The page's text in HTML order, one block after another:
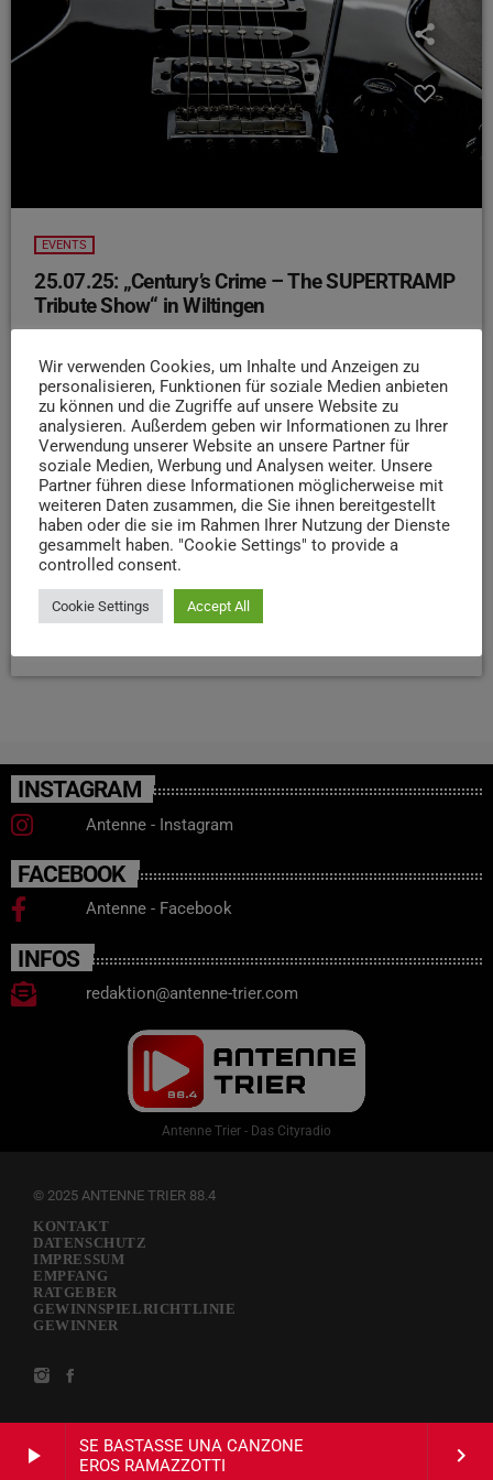
play_arrow
SE BASTASSE UNA CANZONE
EROS RAMAZZOTTI
keyboard_arrow_right
EVENTS
25.07.25: „Century’s Crime – The SUPERTRAMP
Tribute Show“ in Wiltingen
dir deine Freunde und erlebe „Century’s Crime – The
SUPERTRAMP Tribute Show“ live! Die Band bringt am
Freitagabend die legendären Songs der goldenen
Supertramp-Ära so detailgetreu und virtuos auf die Bühne,
dass selbst eingefleischte Fans kaum einen Unterschied
hören. Vom himmlischen Saxophon bis zum
unverwechselbaren Piano – hier verschwimmen die
Grenzen zwischen Original und Tribute. Los geht‘s um
20:30 Uhr beim Saarufer OPEN AIR in Wiltingen. Tickets
gibt‘s bei […]
INSTAGRAM
Antenne - Instagram
FACEBOOK
Antenne - Facebook
INFOS
redaktion@antenne-trier.com
Antenne Trier - Das Cityradio
© 2025 ANTENNE TRIER 88.4
KONTAKT
DATENSCHUTZ
IMPRESSUM
EMPFANG
RATGEBER
GEWINNSPIELRICHTLINIE
GEWINNER
Wir verwenden Cookies, um Inhalte und Anzeigen zu
personalisieren, Funktionen für soziale Medien anbieten
zu können und die Zugriffe auf unsere Website zu
analysieren. Außerdem geben wir Informationen zu Ihrer
Verwendung unserer Website an unsere Partner für
soziale Medien, Werbung und Analysen weiter. Unsere
Partner führen diese Informationen möglicherweise mit
weiteren Daten zusammen, die Sie ihnen bereitgestellt
haben oder die sie im Rahmen Ihrer Nutzung der Dienste
gesammelt haben. "Cookie Settings" to provide a
controlled consent.
Cookie Settings Accept All